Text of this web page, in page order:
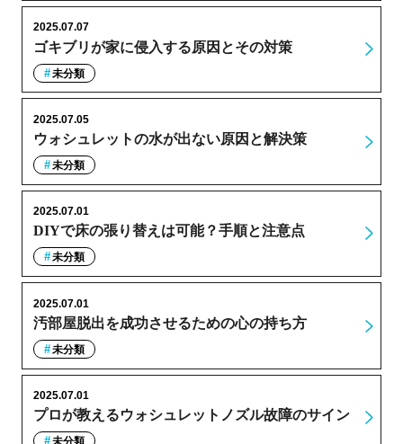
ゴキブリが家に侵入する原因とその対策
2025.07.07
未分類
ウォシュレットの水が出ない原因と解決策
2025.07.05
未分類
DIYで床の張り替えは可能？手順と注意点
2025.07.01
未分類
汚部屋脱出を成功させるための心の持ち方
2025.07.01
未分類
プロが教えるウォシュレットノズル故障のサイン
2025.07.01